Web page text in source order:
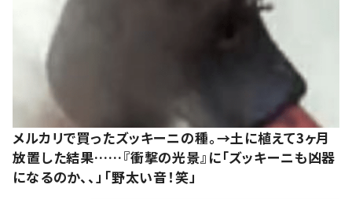
メルカリで買ったズッキーニの種。→土に植えて3ヶ月
放置した結果……『衝撃の光景』に「ズッキーニも凶器
になるのか、、」「野太い音！笑」